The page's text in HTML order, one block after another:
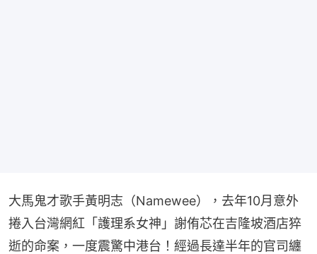
大馬鬼才歌手黃明志（Namewee），去年10月意外
捲入台灣網紅「護理系女神」謝侑芯在吉隆坡酒店猝
逝的命案，一度震驚中港台！經過長達半年的官司纏